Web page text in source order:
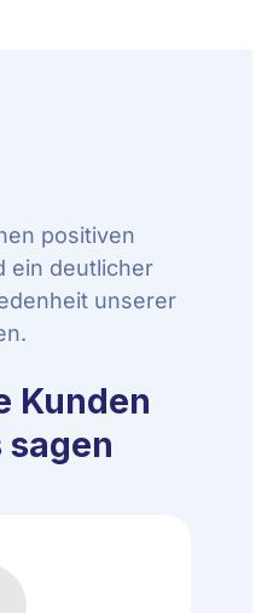
positiven
ein deutlicher
unserer
Kunden
sagen